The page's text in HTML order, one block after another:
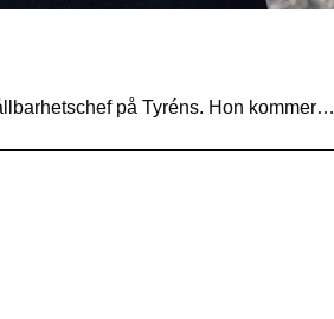
på Tyréns. Hon kommer…